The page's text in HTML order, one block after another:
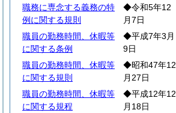
職務に専念する義務の特
例に関する規則
◆令和5年12
月7日
職員の勤務時間、休暇等
に関する条例
◆平成7年3月
9日
職員の勤務時間、休暇等
に関する規則
◆昭和47年12
月27日
職員の勤務時間、休暇等
に関する規程
◆平成12年12
月18日